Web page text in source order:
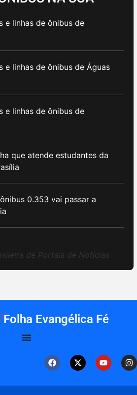
e linhas de ônibus de
e linhas de ônibus de Águas
e linhas de ônibus de
que atende estudantes da
0.353 vai passar a
de Portais de Notícias
Folha Evangélica Fé